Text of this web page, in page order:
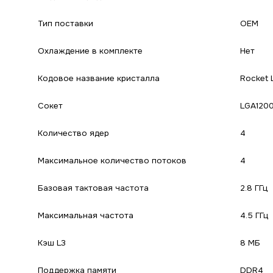
Тип поставки OEM
Охлаждение в комплекте Нет
Кодовое название кристалла Rocket
Сокет LGA1200
Количество ядер 4
Максимальное количество потоков 4
Базовая тактовая частота 2.8 ГГц
Максимальная частота 4.5 ГГц
Кэш L3 8 МБ
Поддержка памяти DDR4